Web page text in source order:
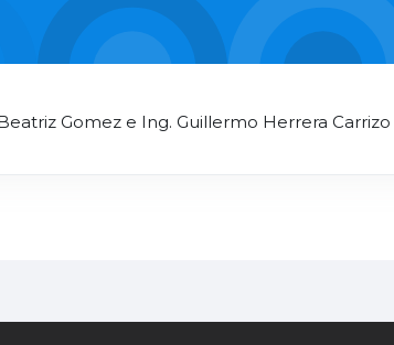
Gomez e Ing. Guillermo Herrera Carrizo